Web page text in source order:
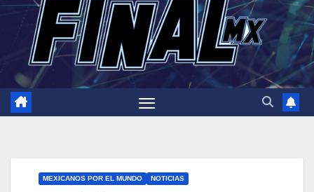
MEXICANOS POR EL MUNDO NOTICIAS